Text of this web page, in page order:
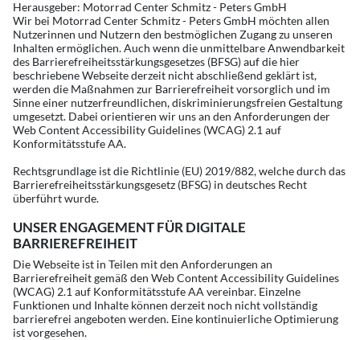
Herausgeber: Motorrad Center Schmitz - Peters GmbH
Wir bei Motorrad Center Schmitz - Peters GmbH möchten allen
Nutzerinnen und Nutzern den bestmöglichen Zugang zu unseren
Inhalten ermöglichen. Auch wenn die unmittelbare Anwendbarkeit
des Barrierefreiheitsstärkungsgesetzes (BFSG) auf die hier
beschriebene Webseite derzeit nicht abschließend geklärt ist,
werden die Maßnahmen zur Barrierefreiheit vorsorglich und im
Sinne einer nutzerfreundlichen, diskriminierungsfreien Gestaltung
umgesetzt. Dabei orientieren wir uns an den Anforderungen der
Web Content Accessibility Guidelines (WCAG) 2.1 auf
Konformitätsstufe AA.
Rechtsgrundlage ist die Richtlinie (EU) 2019/882, welche durch das
Barrierefreiheitsstärkungsgesetz (BFSG) in deutsches Recht
überführt wurde.
UNSER ENGAGEMENT FÜR DIGITALE
BARRIEREFREIHEIT
Die Webseite ist in Teilen mit den Anforderungen an
Barrierefreiheit gemäß den Web Content Accessibility Guidelines
(WCAG) 2.1 auf Konformitätsstufe AA vereinbar. Einzelne
Funktionen und Inhalte können derzeit noch nicht vollständig
barrierefrei angeboten werden. Eine kontinuierliche Optimierung
ist vorgesehen.